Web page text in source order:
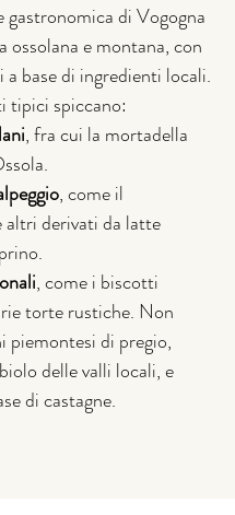
gastronomica di Vogogna
ossolana e montana, con
base di ingredienti locali.
tipici spiccano:
, fra cui la mortadella
, come il
altri derivati da latte
, come i biscotti
torte rustiche. Non
piemontesi di pregio,
delle valli locali, e
di castagne.